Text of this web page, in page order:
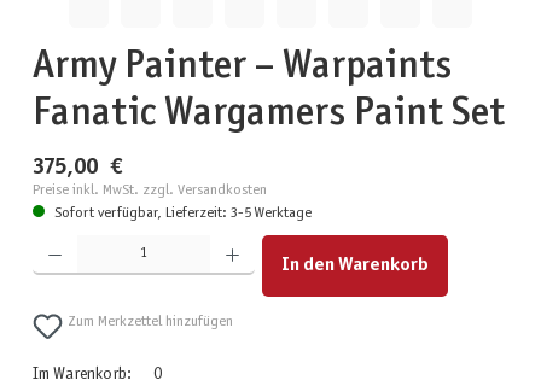
Army Painter – Warpaints
Fanatic Wargamers Paint Set
375,00 €
Preise inkl. MwSt. zzgl. Versandkosten
Sofort verfügbar, Lieferzeit: 3-5 Werktage
Produkt Anzahl: Gib den gewünschten Wert ein oder benutze die Schaltflächen um die Anzahl zu
In den Warenkorb
Zum Merkzettel hinzufügen
Im Warenkorb:
0